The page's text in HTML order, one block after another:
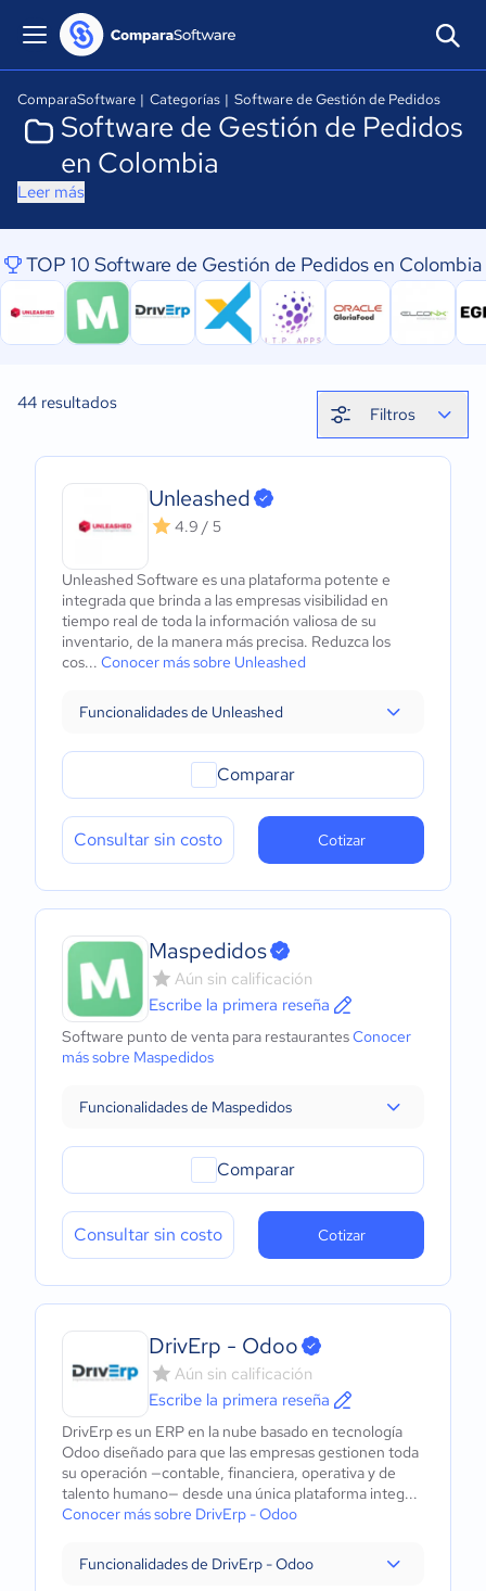
ComparaSoftware | Categorías | Software de Gestión de Pedidos
Software de Gestión de Pedidos
en Colombia
Leer más
TOP 10 Software de Gestión de Pedidos en Colombia
44 resultados
Filtros
Unleashed
4.9 / 5
Unleashed Software es una plataforma potente e
integrada que brinda a las empresas visibilidad en
tiempo real de toda la información valiosa de su
inventario, de la manera más precisa. Reduzca los
cos... Conocer más sobre Unleashed
Funcionalidades de Unleashed
Comparar
Consultar sin costo Cotizar
Maspedidos
Aún sin calificación
Escribe la primera reseña
Software punto de venta para restaurantesConocer
más sobre Maspedidos
Funcionalidades de Maspedidos
Comparar
Consultar sin costo Cotizar
DrivErp - Odoo
Aún sin calificación
Escribe la primera reseña
DrivErp es un ERP en la nube basado en tecnología
Odoo diseñado para que las empresas gestionen toda
su operación —contable, financiera, operativa y de
talento humano— desde una única plataforma integ...
Conocer más sobre DrivErp - Odoo
Funcionalidades de DrivErp - Odoo